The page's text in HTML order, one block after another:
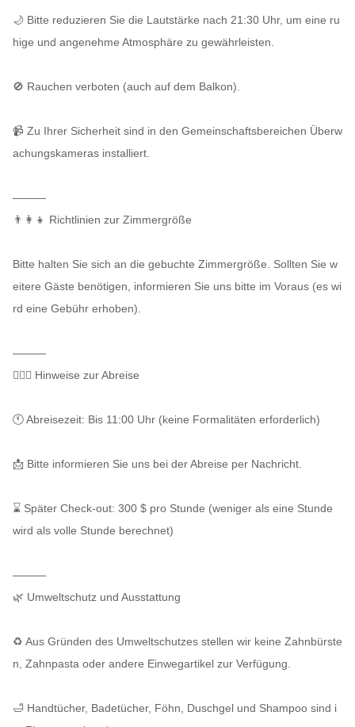
🌙 Bitte reduzieren Sie die Lautstärke nach 21:30 Uhr, um eine ru
hige und angenehme Atmosphäre zu gewährleisten.
🚫 Rauchen verboten (auch auf dem Balkon).
📹 Zu Ihrer Sicherheit sind in den Gemeinschaftsbereichen Überw
achungskameras installiert.
———
👨‍👩‍👧 Richtlinien zur Zimmergröße
Bitte halten Sie sich an die gebuchte Zimmergröße. Sollten Sie w
eitere Gäste benötigen, informieren Sie uns bitte im Voraus (es wi
rd eine Gebühr erhoben).
———
💁🏻‍♀️ Hinweise zur Abreise
🕚 Abreisezeit: Bis 11:00 Uhr (keine Formalitäten erforderlich)
📩 Bitte informieren Sie uns bei der Abreise per Nachricht.
⌛ Später Check-out: 300 $ pro Stunde (weniger als eine Stunde
wird als volle Stunde berechnet)
———
🌿 Umweltschutz und Ausstattung
♻️ Aus Gründen des Umweltschutzes stellen wir keine Zahnbürste
n, Zahnpasta oder andere Einwegartikel zur Verfügung.
🛁 Handtücher, Badetücher, Föhn, Duschgel und Shampoo sind i